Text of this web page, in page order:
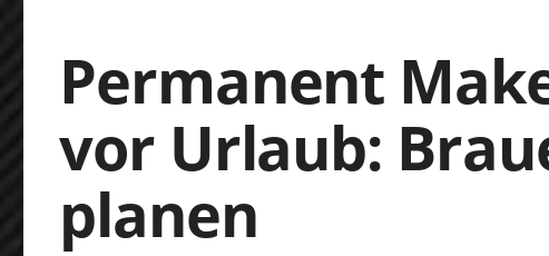
Permanent
vor Urlaub:
planen